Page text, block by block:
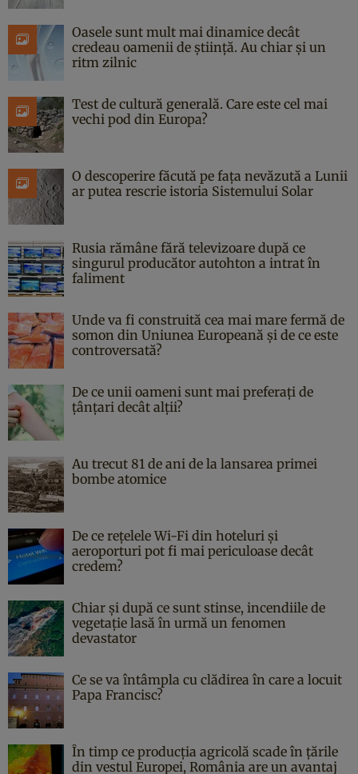
Oasele sunt mult mai dinamice decât
credeau oamenii de știință. Au chiar și un
ritm zilnic
Test de cultură generală. Care este cel mai
vechi pod din Europa?
O descoperire făcută pe fața nevăzută a Lunii
ar putea rescrie istoria Sistemului Solar
Rusia rămâne fără televizoare după ce
singurul producător autohton a intrat în
faliment
Unde va fi construită cea mai mare fermă de
somon din Uniunea Europeană și de ce este
controversată?
De ce unii oameni sunt mai preferați de
țânțari decât alții?
Au trecut 81 de ani de la lansarea primei
bombe atomice
De ce rețelele Wi-Fi din hoteluri și
aeroporturi pot fi mai periculoase decât
credem?
Chiar și după ce sunt stinse, incendiile de
vegetație lasă în urmă un fenomen
devastator
Ce se va întâmpla cu clădirea în care a locuit
Papa Francisc?
În timp ce producția agricolă scade în țările
din vestul Europei, România are un avantaj